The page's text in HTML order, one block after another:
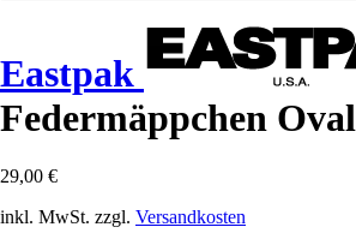
Eastpak
Federmäppchen Oval
29,00 €
inkl. MwSt. zzgl. Versandkosten